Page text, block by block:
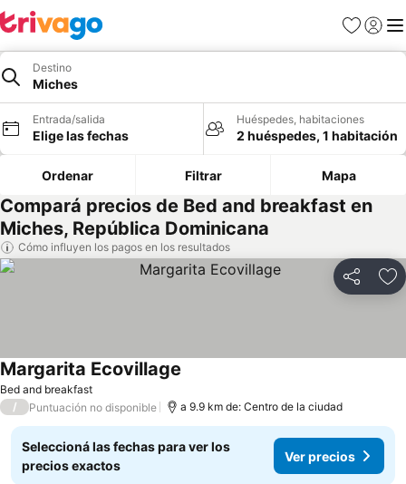
Favoritos
Iniciar
Destino
Miches
Entrada/salida
Elige las fechas
Huéspedes, habitaciones
2 huéspedes, 1 habitación
Ordenar Filtrar Mapa
Compará precios de Bed and breakfast en
Miches, República Dominicana
Cómo influyen los pagos en los resultados
Compartir
Bed and breakfast
Margarita Ecovillage
/ Puntuación no disponible a 9.9 km de: Centro de la ciudad
Seleccioná las fechas para ver los
precios exactos
Ver precios